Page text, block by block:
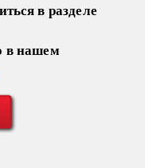
в разделе
в нашем